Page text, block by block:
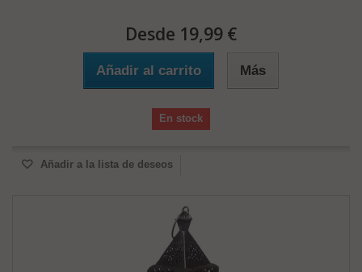
Desde 19,99 €
Añadir al carrito Más
En stock
Añadir a la lista de deseos